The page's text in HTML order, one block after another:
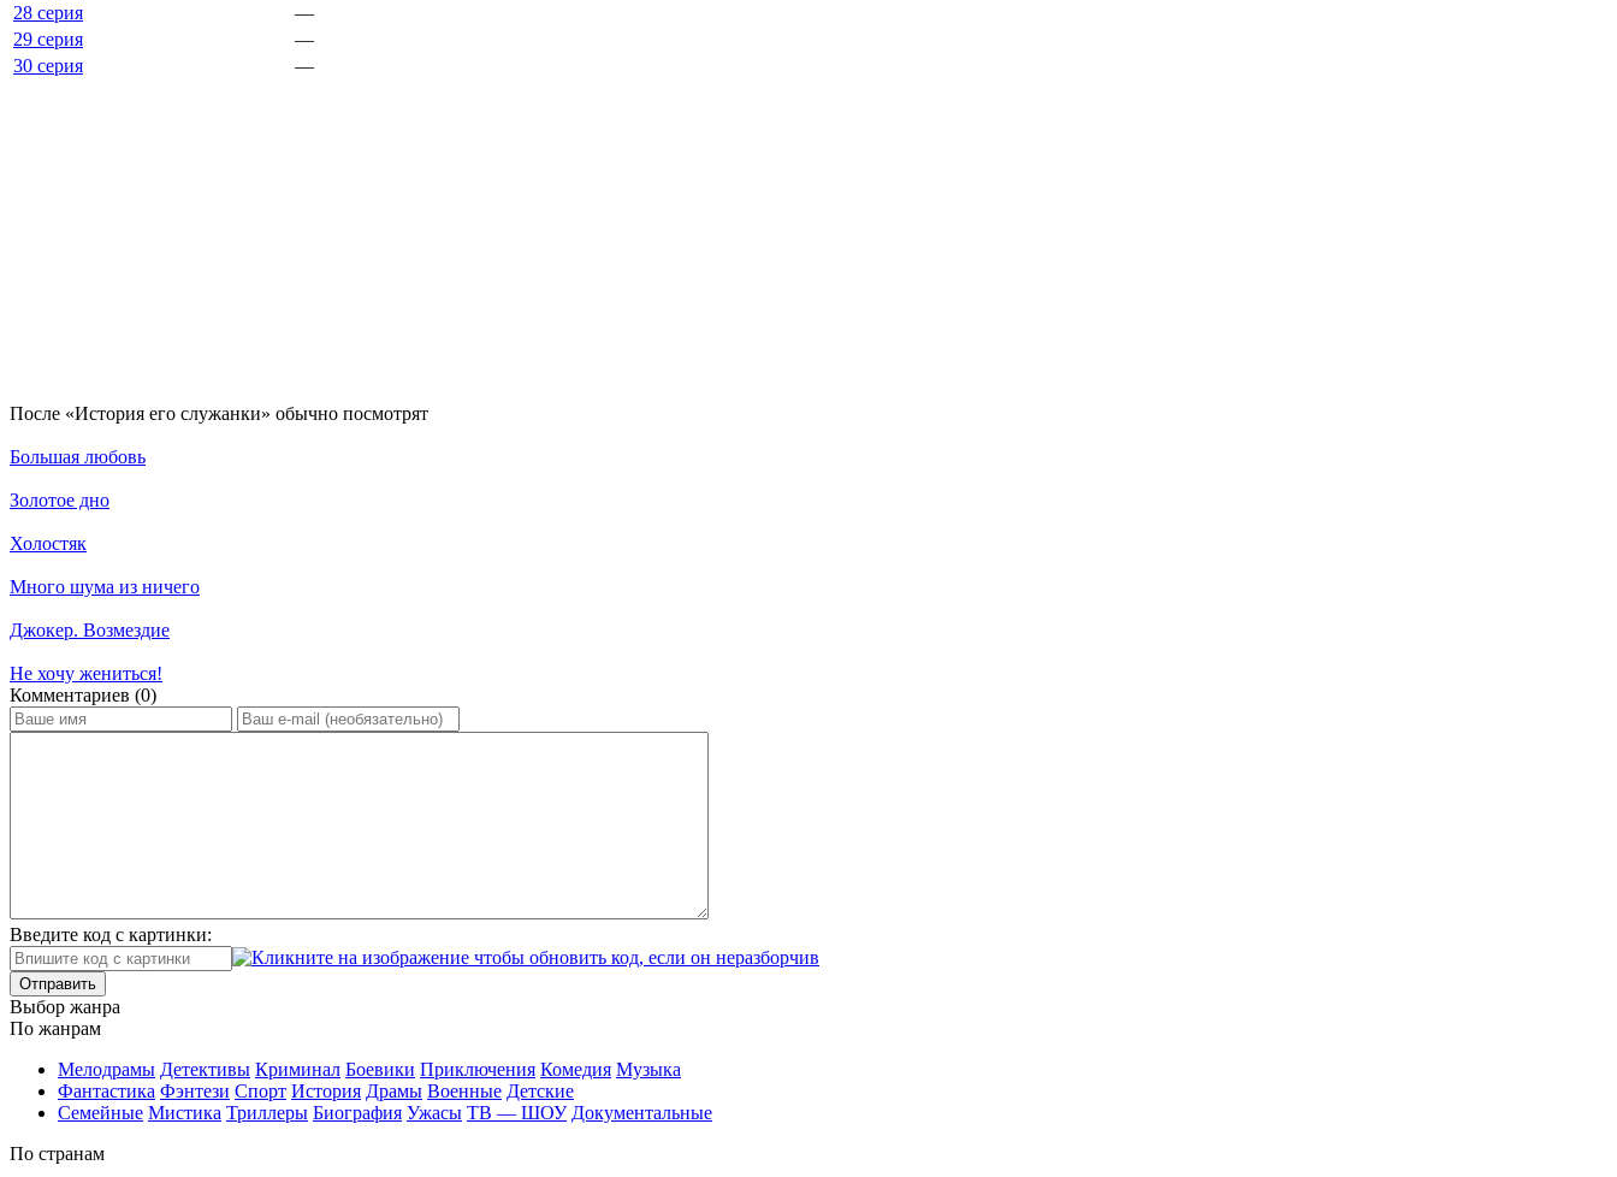
28 серия
—
29 серия
—
30 серия
—
По­сле «История его служанки» обыч­но по­смот­рят
Большая любовь
Золотое дно
Холостяк
Много шума из ничего
Джокер. Возмездие
Не хочу жениться!
Ком­мен­та­ри­ев (0)
Введите код с картинки:
Отправить
Вы­бор жан­ра
По жан­рам
Ме­ло­дра­мы Де­тек­ти­вы Кри­ми­нал Бое­ви­ки При­клю­че­ния Ко­ме­дия Му­зы­ка
Фан­та­сти­ка Фэн­те­зи Спорт Ис­то­рия Дра­мы Во­ен­ные Дет­ские
Се­мей­ные Мис­ти­ка Трил­ле­ры Био­гра­фия Ужа­сы ТВ — ШОУ До­ку­мен­таль­ные
По стра­нам